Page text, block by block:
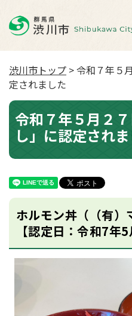
渋川市トップ > 令和７年５
定されました
令和７年５月２
し」に認定され
ホルモン丼（（有）
【認定日：令和7年5